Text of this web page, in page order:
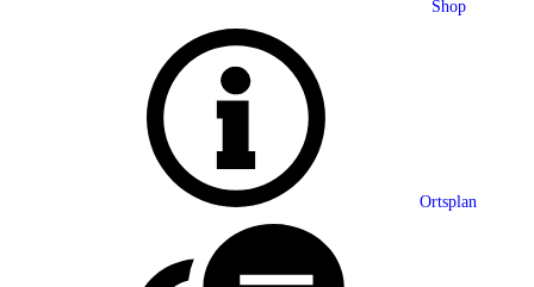
Shop
Ortsplan
Grußwort
Ortsplan
Partnerschaft
Statistik
Mitteilungsblatt